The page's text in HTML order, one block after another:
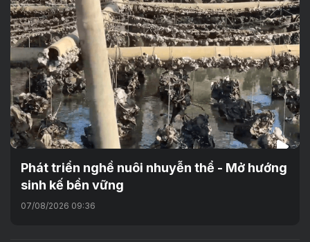
Phát triển nghề nuôi nhuyễn thể - Mở hướng
sinh kế bền vững
07/08/2026 09:36